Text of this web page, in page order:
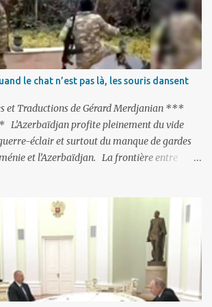
en perspective, une épée de Damoclès
de la tête - la fin des négociations d’adhésion
mort est rétablie ; Et des menaces non voilées
: «Si Gülen n'est pas extradé, les États-Unis
bilatérales à cause de ce terroriste» , a
de la Justice, Bekir Bozdag.
le chat n’est pas là, les souris dansent
et Traductions de Gérard Merdjanian ***
profite pleinement du vide
éclair et surtout du manque de gardes
et l’Azerbaïdjan. La frontière entre
si l’envie prenait au zigoto d’en face
sur Erevan (1). Si les 221km de frontière avec
que non-gardé par les Russes, ne posent pas
il n’en est pas de même des 566km avec
profitant de la faiblesse de l’Arménie et
sont exclusivement des gardes-frontière